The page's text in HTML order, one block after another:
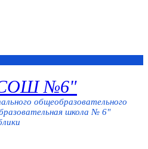
№6"
общеобразовательного
школа № 6"